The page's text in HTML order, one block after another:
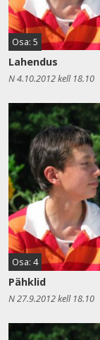
Osa: 5
Lahendus
N 4.10.2012 kell 18.10
Osa: 4
Pähklid
N 27.9.2012 kell 18.10